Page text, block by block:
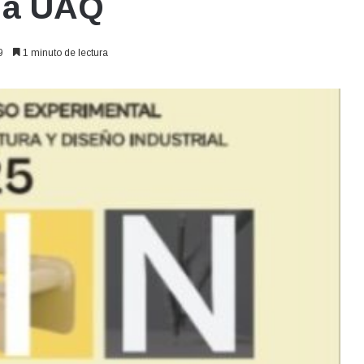
UAQ
1 minuto de lectura